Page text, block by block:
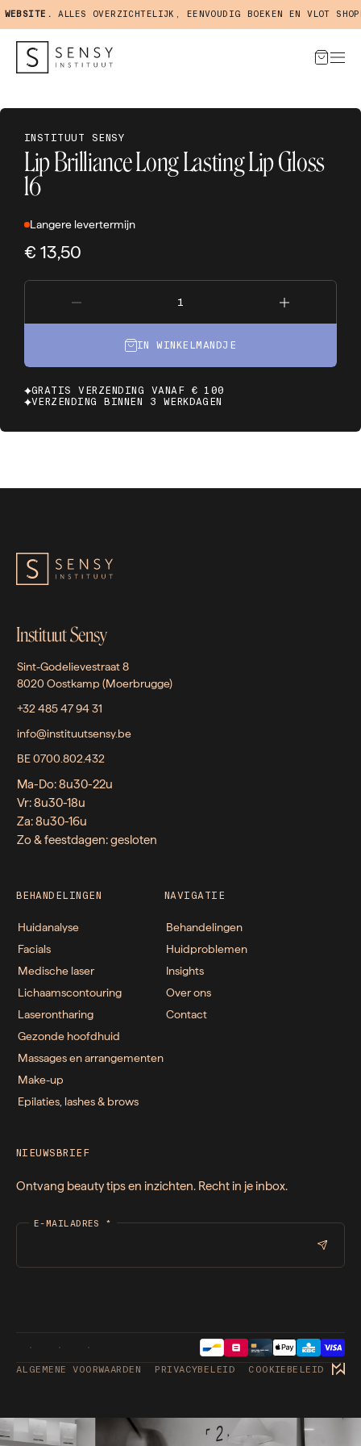
ALLES OVERZICHTELIJK, EENVOUDIG BOEKEN EN VLOT
INSTITUUT SENSY
Lip Brilliance Long Lasting Lip Gloss
16
Langere levertermijn
€ 13,50
IN WINKELMANDJE
GRATIS VERZENDING VANAF € 100
VERZENDING BINNEN 3 WERKDAGEN
Instituut Sensy
Sint-Godelievestraat 8
8020 Oostkamp (Moerbrugge)
+32 485 47 94 31
info@instituutsensy.be
BE 0700.802.432
Ma-Do: 8u30-22u
Vr: 8u30-18u
Za: 8u30-16u
Zo & feestdagen: gesloten
BEHANDELINGEN
Huidanalyse
Facials
Medische laser
Lichaamscontouring
Laserontharing
Gezonde hoofdhuid
Massages en arrangementen
Make-up
Epilaties, lashes & brows
NAVIGATIE
Behandelingen
Huidproblemen
Insights
Over ons
Contact
NIEUWSBRIEF
Ontvang beauty tips en inzichten. Recht in je inbox.
E-MAILADRES *
ALGEMENE VOORWAARDEN PRIVACYBELEID COOKIEBELEID